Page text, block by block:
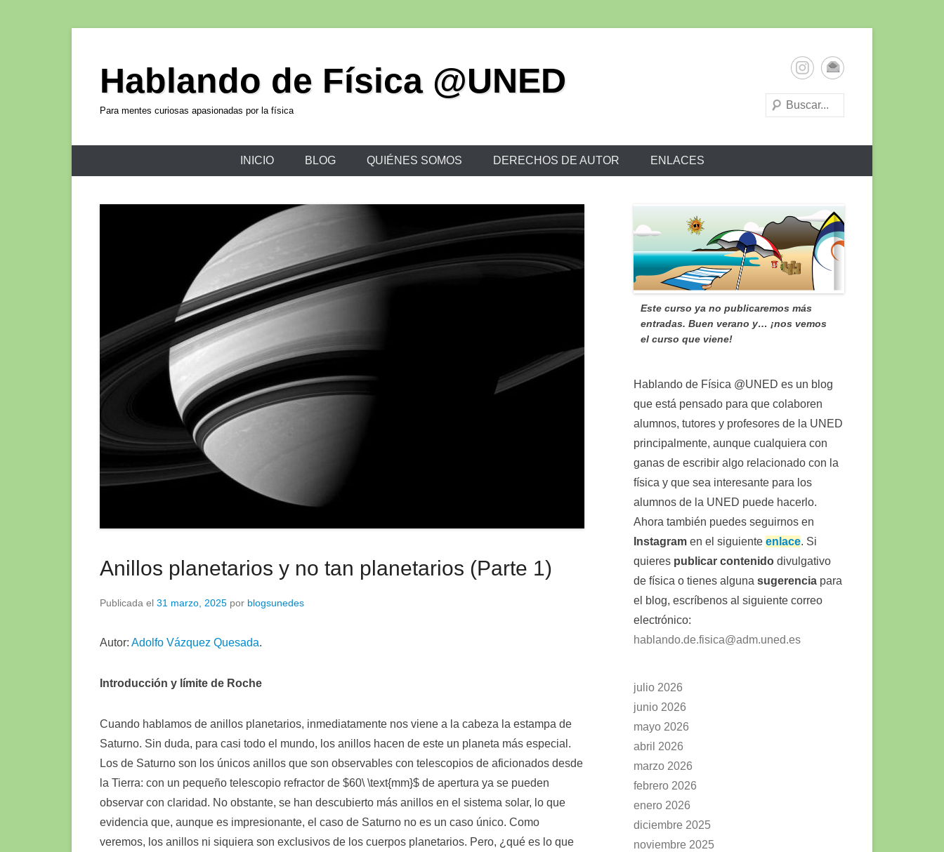
Hablando de Física @UNED
Para mentes curiosas apasionadas por la física
INICIO BLOG QUIÉNES SOMOS DERECHOS DE AUTOR ENLACES
Anillos planetarios y no tan planetarios (Parte 1)
Publicada el 31 marzo, 2025 por blogsunedes
Autor: Adolfo Vázquez Quesada.
Introducción y límite de Roche
Cuando hablamos de anillos planetarios, inmediatamente nos viene a la cabeza la estampa de
Saturno. Sin duda, para casi todo el mundo, los anillos hacen de este un planeta más especial.
Los de Saturno son los únicos anillos que son observables con telescopios de aficionados desde
la Tierra: con un pequeño telescopio refractor de $60\ \text{mm}$ de apertura ya se pueden
observar con claridad. No obstante, se han descubierto más anillos en el sistema solar, lo que
evidencia que, aunque es impresionante, el caso de Saturno no es un caso único. Como
veremos, los anillos ni siquiera son exclusivos de los cuerpos planetarios. Pero, ¿qué es lo que
Este curso ya no publicaremos más
entradas. Buen verano y… ¡nos vemos
el curso que viene!
Hablando de Física @UNED es un blog
que está pensado para que colaboren
alumnos, tutores y profesores de la UNED
principalmente, aunque cualquiera con
ganas de escribir algo relacionado con la
física y que sea interesante para los
alumnos de la UNED puede hacerlo.
Ahora también puedes seguirnos en
Instagram en el siguiente enlace. Si
quieres publicar contenido divulgativo
de física o tienes alguna sugerencia para
el blog, escríbenos al siguiente correo
electrónico:
hablando.de.fisica@adm.uned.es
julio 2026
junio 2026
mayo 2026
abril 2026
marzo 2026
febrero 2026
enero 2026
diciembre 2025
noviembre 2025